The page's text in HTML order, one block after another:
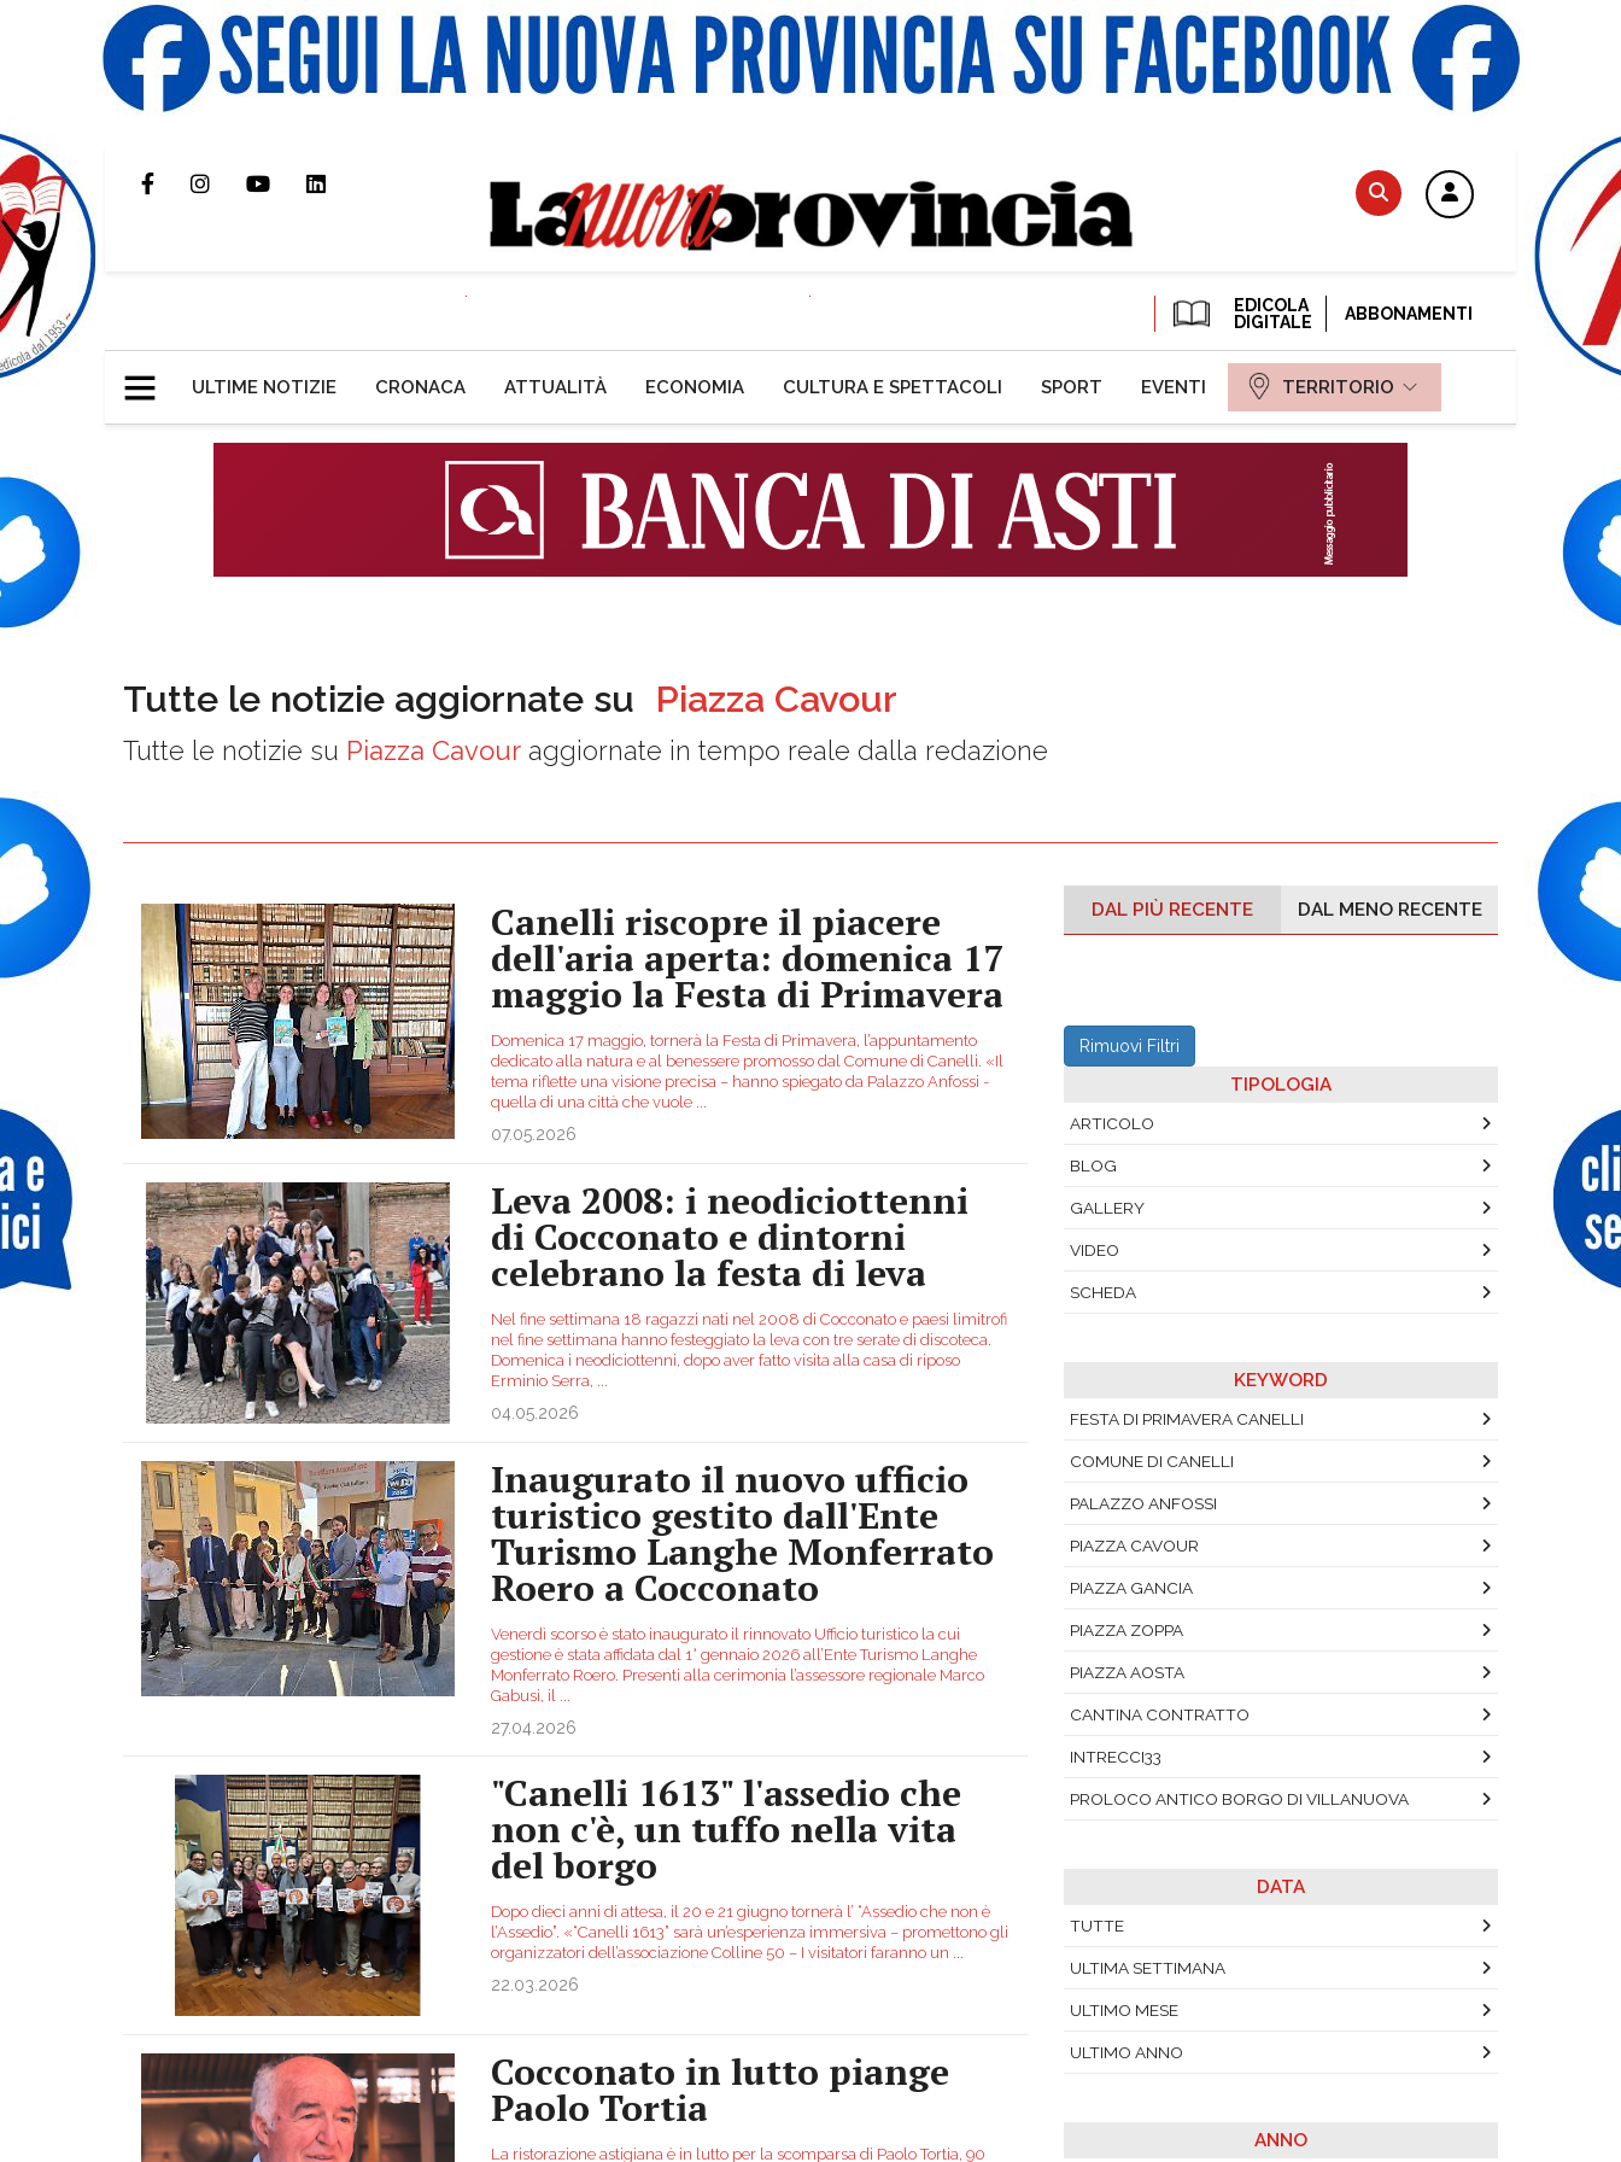
EDICOLA
DIGITALE
ABBONAMENTI
ULTIME NOTIZIE CRONACA ATTUALITÀ ECONOMIA CULTURA E SPETTACOLI SPORT EVENTI TERRITORIO
Tutte le notizie aggiornate su Piazza Cavour
Tutte le notizie su Piazza Cavour aggiornate in tempo reale dalla redazione
Canelli riscopre il piacere
dell'aria aperta: domenica 17
maggio la Festa di Primavera
Domenica 17 maggio, tornerà la Festa di Primavera, l’appuntamento
dedicato alla natura e al benessere promosso dal Comune di Canelli. «Il
tema riflette una visione precisa – hanno spiegato da Palazzo Anfossi -
quella di una città che vuole
07.05.2026
Leva 2008: i neodiciottenni
di Cocconato e dintorni
celebrano la festa di leva
Nel fine settimana 18 ragazzi nati nel 2008 di Cocconato e paesi limitrofi
nel fine settimana hanno festeggiato la leva con tre serate di discoteca.
Domenica i neodiciottenni, dopo aver fatto visita alla casa di riposo
Erminio Serra,
04.05.2026
Inaugurato il nuovo ufficio
turistico gestito dall'Ente
Turismo Langhe Monferrato
Roero a Cocconato
Venerdì scorso è stato inaugurato il rinnovato Ufficio turistico la cui
gestione è stata affidata dal 1° gennaio 2026 all’Ente Turismo Langhe
Monferrato Roero. Presenti alla cerimonia l’assessore regionale Marco
Gabusi, il
27.04.2026
"Canelli 1613" l'assedio che
non c'è, un tuffo nella vita
del borgo
Dopo dieci anni di attesa, il 20 e 21 giugno tornerà l’ “Assedio che non è
l’Assedio”. «“Canelli 1613” sarà un’esperienza immersiva – promettono gli
organizzatori dell’associazione Colline 50 – I visitatori faranno un
22.03.2026
Cocconato in lutto piange
Paolo Tortia
La ristorazione astigiana è in lutto per la scomparsa di Paolo Tortia, 90
DAL PIÙ RECENTE DAL MENO RECENTE
Rimuovi Filtri
TIPOLOGIA
ARTICOLO
BLOG
GALLERY
VIDEO
SCHEDA
KEYWORD
FESTA DI PRIMAVERA CANELLI
COMUNE DI CANELLI
PALAZZO ANFOSSI
PIAZZA CAVOUR
PIAZZA GANCIA
PIAZZA ZOPPA
PIAZZA AOSTA
CANTINA CONTRATTO
INTRECCI33
PROLOCO ANTICO BORGO DI VILLANUOVA
DATA
TUTTE
ULTIMA SETTIMANA
ULTIMO MESE
ULTIMO ANNO
ANNO